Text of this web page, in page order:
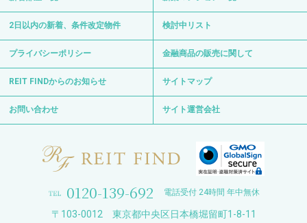
2日以内の新着、条件改定物件 検討中リスト
プライバシーポリシー 金融商品の販売に関して
REIT FINDからのお知らせ サイトマップ
お問い合わせ サイト運営会社
0120-139-692 電話受付 24時間 年中無休
〒103-0012 東京都中央区日本橋堀留町1-8-11